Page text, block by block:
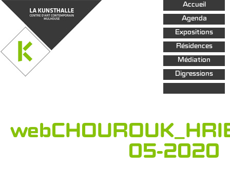
Aller au
contenu
principal
Accueil
Agenda
Expositions
Résidences
Médiation
Digressions
05-2020